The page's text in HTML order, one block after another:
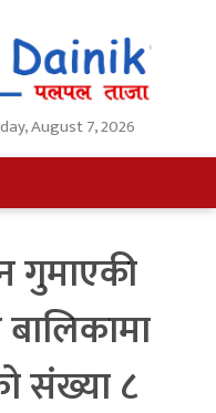
August 7, 2026
गुमाएकी
बालिकामा
संख्या ८